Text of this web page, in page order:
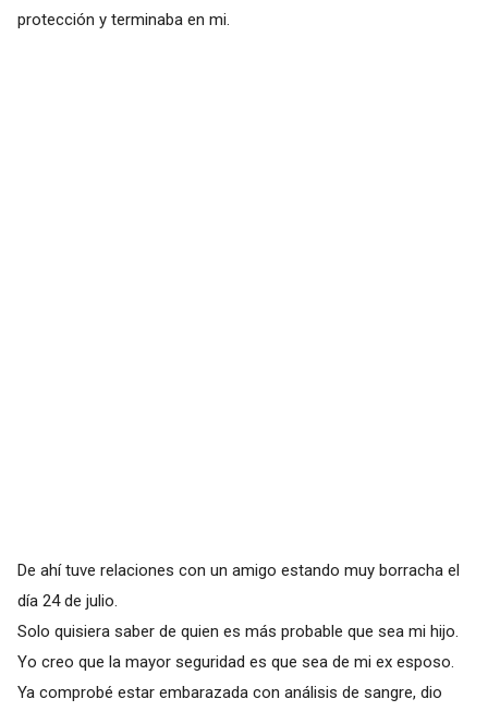
protección y terminaba en mi.
De ahí tuve relaciones con un amigo estando muy borracha el
día 24 de julio.
Solo quisiera saber de quien es más probable que sea mi hijo.
Yo creo que la mayor seguridad es que sea de mi ex esposo.
Ya comprobé estar embarazada con análisis de sangre, dio